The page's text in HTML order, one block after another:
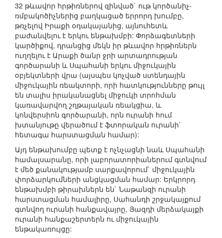
32 թևավոր հրթիռներով զինված` ութ կործանիչ-
ռմբակոծիչներից բաղկացած երրորդ խումբը,
թռչելով Իրաքի օդակայանից, այնուհետև
բաժանվելու է երկու ենթախմբի: Փորձագետների
կարծիքով, դրանցից մեկն իր թևավոր հրթիռներն
ուղղելու է Արաքի ծանր ջրի արտադրության
գործարանի և Սպահանի երկու միջուկային
օբյեկտների վրա (այսպես կոչված ստենդային
միջուկային ռեակտորի, որի հատկությունները թույլ
են տալիս իրականացնել միջուկի տրոհման
կառավարվող շղթայական ռեակցիա, և
կոնվերսիոն գործարանի, որն ուրանի հում
խտանյութը վերածում է ֆտորական ուրանի`
հետագա հարստացման համար):
Այդ ենթախումբը պետք է ոչնչացնի նաև Սպահանի
համալսարանը, որի լաբորատորիաներում գտնվում
է մեծ քանակությամբ սարքավորում` միջուկային
փորձարկումների անցկացման համար: Երկրորդ
ենթախմբի թիրախներն են` Նաթանզի ուրանի
հարստացման համալիրը, Սահանդի շրջակայքում
գտնվող ուրանի հանքավայրը, Յազդի մերձակայքի
ուրանի հանքաշերտերն ու միջուկային
ենթակառույցը: